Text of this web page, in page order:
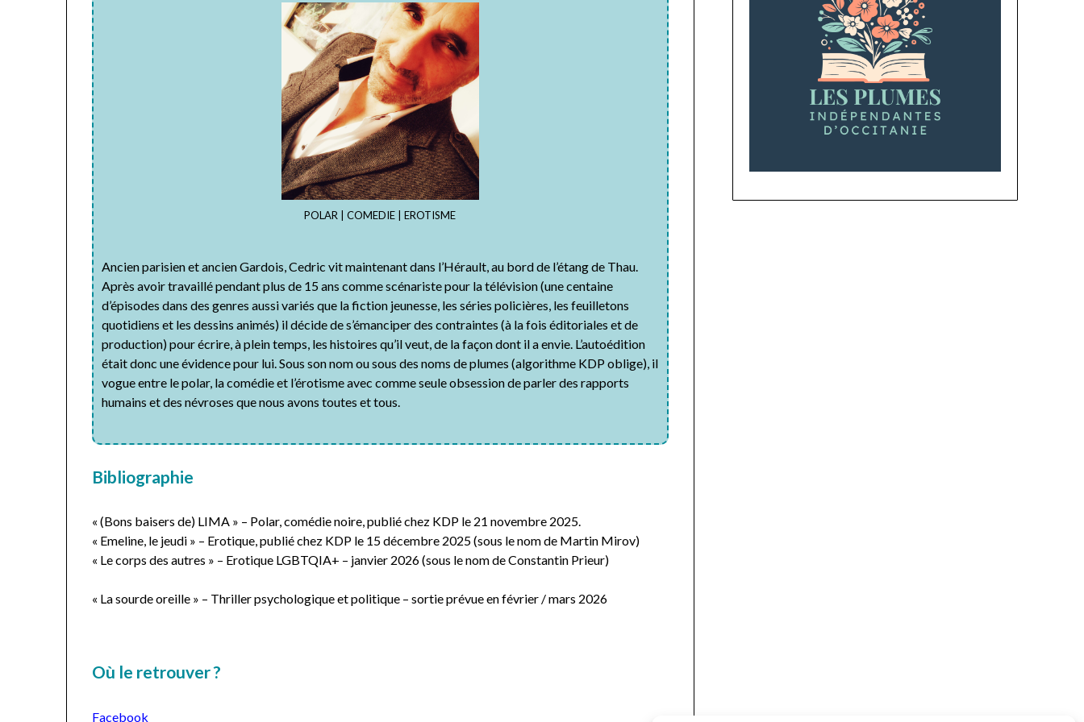
POLAR | COMEDIE | EROTISME
Ancien parisien et ancien Gardois, Cedric vit maintenant dans l’Hérault, au bord de l’étang de Thau.
Après avoir travaillé pendant plus de 15 ans comme scénariste pour la télévision (une centaine
d’épisodes dans des genres aussi variés que la fiction jeunesse, les séries policières, les feuilletons
quotidiens et les dessins animés) il décide de s’émanciper des contraintes (à la fois éditoriales et de
production) pour écrire, à plein temps, les histoires qu’il veut, de la façon dont il a envie. L’autoédition
était donc une évidence pour lui. Sous son nom ou sous des noms de plumes (algorithme KDP oblige), il
vogue entre le polar, la comédie et l’érotisme avec comme seule obsession de parler des rapports
humains et des névroses que nous avons toutes et tous.
Bibliographie
« (Bons baisers de) LIMA » – Polar, comédie noire, publié chez KDP le 21 novembre 2025.
« Emeline, le jeudi » – Erotique, publié chez KDP le 15 décembre 2025 (sous le nom de Martin Mirov)
« Le corps des autres » – Erotique LGBTQIA+ – janvier 2026 (sous le nom de Constantin Prieur)
« La sourde oreille » – Thriller psychologique et politique – sortie prévue en février / mars 2026
Où le retrouver ?
Facebook